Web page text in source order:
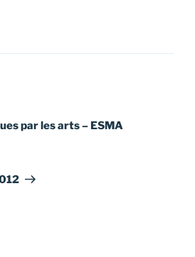
par les arts – ESMA